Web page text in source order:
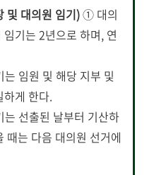
및 대의원 임기)① 대의
기는 2년으로 하며, 연
임원 및 해당 지부 및
하게 한다.
선출된 날부터 기산하
때는 다음 대의원 선거에